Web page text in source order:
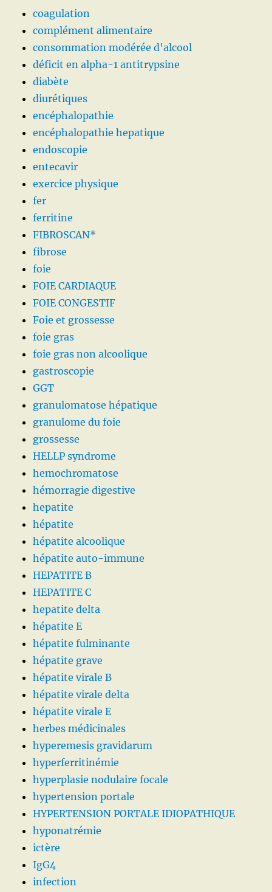
coagulation
complément alimentaire
consommation modérée d'alcool
déficit en alpha-1 antitrypsine
diabète
diurétiques
encéphalopathie
encéphalopathie hepatique
endoscopie
entecavir
exercice physique
fer
ferritine
FIBROSCAN*
fibrose
foie
FOIE CARDIAQUE
FOIE CONGESTIF
Foie et grossesse
foie gras
foie gras non alcoolique
gastroscopie
GGT
granulomatose hépatique
granulome du foie
grossesse
HELLP syndrome
hemochromatose
hémorragie digestive
hepatite
hépatite
hépatite alcoolique
hépatite auto-immune
HEPATITE B
HEPATITE C
hepatite delta
hépatite E
hépatite fulminante
hépatite grave
hépatite virale B
hépatite virale delta
hépatite virale E
herbes médicinales
hyperemesis gravidarum
hyperferritinémie
hyperplasie nodulaire focale
hypertension portale
HYPERTENSION PORTALE IDIOPATHIQUE
hyponatrémie
ictère
IgG4
infection